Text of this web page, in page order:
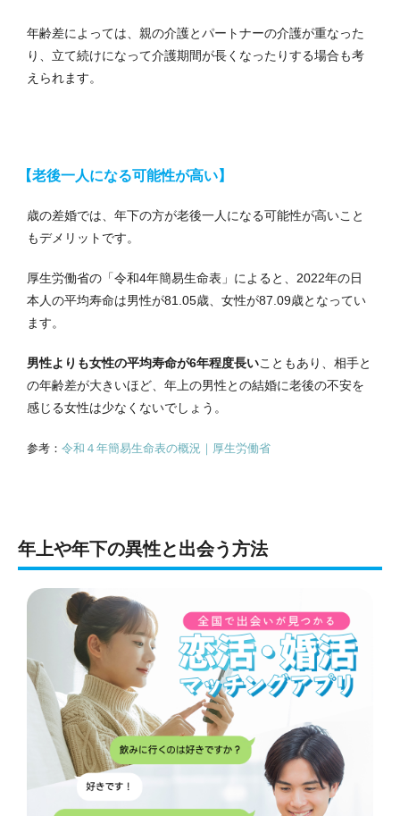
年齢差によっては、親の介護とパートナーの介護が重なった
り、立て続けになって介護期間が長くなったりする場合も考
えられます。
【老後一人になる可能性が高い】
歳の差婚では、年下の方が老後一人になる可能性が高いこと
もデメリットです。
厚生労働省の「令和4年簡易生命表」によると、2022年の日
本人の平均寿命は男性が81.05歳、女性が87.09歳となってい
ます。
男性よりも女性の平均寿命が6年程度長いこともあり、相手と
の年齢差が大きいほど、年上の男性との結婚に老後の不安を
感じる女性は少なくないでしょう。
参考： 令和４年簡易生命表の概況｜厚生労働省
年上や年下の異性と出会う方法